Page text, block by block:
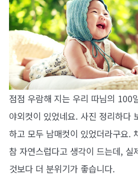
점점 우람해 지는 우리 따님의 100
야외컷이 있었네요. 사진 정리하다
하고 모두 남매컷이 있었더라구요.
참 자연스럽다고 생각이 드는데, 실
것보다 더 분위기가 좋습니다.